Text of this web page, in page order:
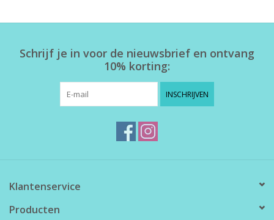
Schrijf je in voor de nieuwsbrief en ontvang
10% korting:
INSCHRIJVEN
Klantenservice
Producten